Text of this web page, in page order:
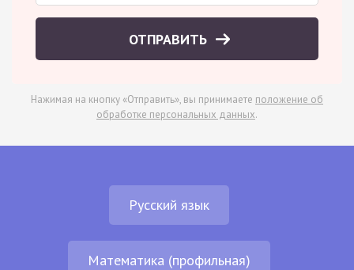
ОТПРАВИТЬ
Нажимая на кнопку «Отправить», вы принимаете положение об
обработке персональных данных.
Русский язык
Математика (профильная)